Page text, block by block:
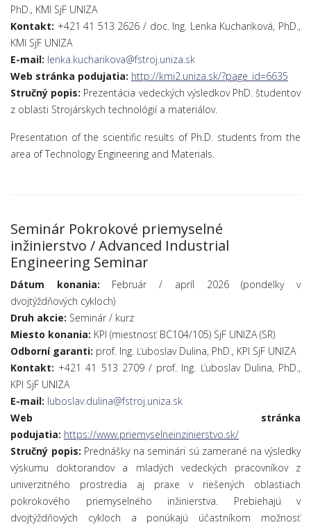
PhD., KMI SjF UNIZA
Kontakt: +421 41 513 2626 / doc. Ing. Lenka Kuchariková, PhD.,
KMI SjF UNIZA
E-mail: lenka.kucharikova@fstroj.uniza.sk
Web stránka podujatia: http://kmi2.uniza.sk/?page_id=6635
Stručný popis: Prezentácia vedeckých výsledkov PhD. študentov
z oblasti Strojárskych technológií a materiálov.
Presentation of the scientific results of Ph.D. students from the
area of Technology Engineering and Materials.
Seminár Pokrokové priemyselné
inžinierstvo / Advanced Industrial
Engineering Seminar
Dátum konania: Február / apríl 2026 (pondelky v
dvojtýždňových cykloch)
Druh akcie: Seminár / kurz
Miesto konania: KPI (miestnosť BC104/105) SjF UNIZA (SR)
Odborní garanti: prof. Ing. Ľuboslav Dulina, PhD., KPI SjF UNIZA
Kontakt: +421 41 513 2709 / prof. Ing. Ľuboslav Dulina, PhD.,
KPI SjF UNIZA
E-mail: luboslav.dulina@fstroj.uniza.sk
Web stránka
podujatia: https://www.priemyselneinzinierstvo.sk/
Stručný popis: Prednášky na seminári sú zamerané na výsledky
výskumu doktorandov a mladých vedeckých pracovníkov z
univerzitného prostredia aj praxe v riešených oblastiach
pokrokového priemyselného inžinierstva. Prebiehajú v
dvojtýždňových cykloch a ponúkajú účastníkom možnosť